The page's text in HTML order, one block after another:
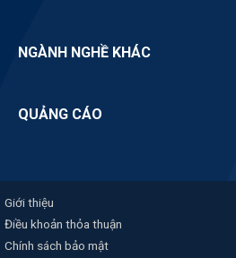
NGÀNH NGHỀ KHÁC
QUẢNG CÁO
Giới thiệu
Điều khoản thỏa thuận
Chính sách bảo mật